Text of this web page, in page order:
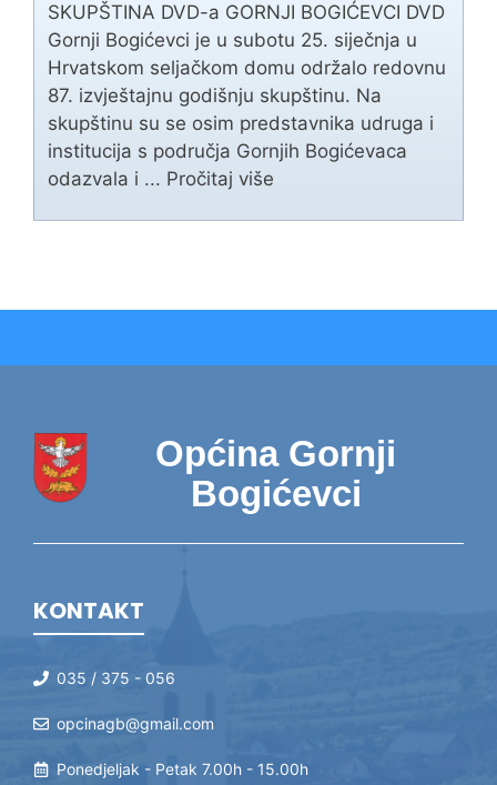
SKUPŠTINA DVD-a GORNJI BOGIĆEVCI DVD
Gornji Bogićevci je u subotu 25. siječnja u
Hrvatskom seljačkom domu održalo redovnu
87. izvještajnu godišnju skupštinu. Na
skupštinu su se osim predstavnika udruga i
institucija s područja Gornjih Bogićevaca
odazvala i ... Pročitaj više
Općina Gornji
Bogićevci
KONTAKT
035 / 375 - 056
opcinagb@gmail.com
Ponedjeljak - Petak 7.00h - 15.00h